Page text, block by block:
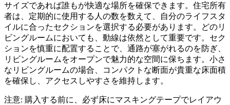
サイズであれば誰もが快適な場所を確保できます。住宅所有
者は、定期的に使用する人の数を数えて、自分のライフスタ
イルに合ったセクションを選択する必要があります。どのリ
ビングルームにおいても、動線は依然として重要です。セク
ションを慎重に配置することで、通路が塞がれるのを防ぎ、
リビングルームをオープンで魅力的な空間に保ちます。小さ
なリビングルームの場合、コンパクトな断面が貴重な床面積
を確保し、アクセスしやすさを維持します。
注意: 購入する前に、必ず床にマスキングテープでレイアウ